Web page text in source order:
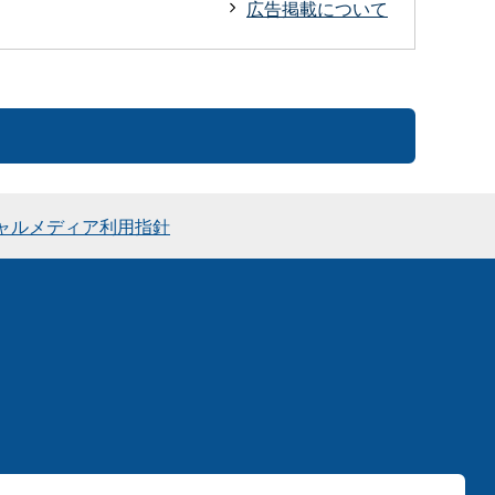
広告掲載について
ルメディア利用指針